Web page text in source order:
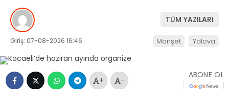
TÜM YAZILARI
Giriş: 07-08-2026 16:46 Manşet Yalova
+ -
ABONE OL